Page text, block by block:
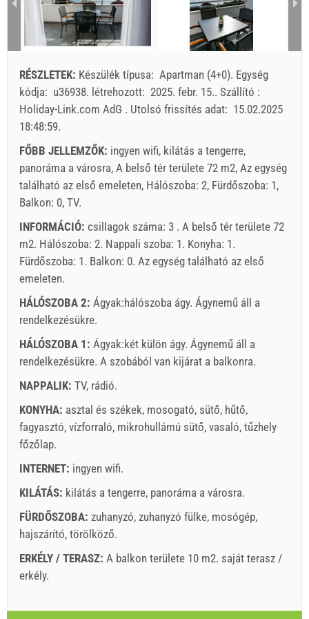
6
min. Éjszaka
5 3
érkezés
Bármelyik nap Bármelyik nap
A kijelzőn lévő egység ára csak meghatározott számú
személyek számára.
Ajánlatok:
Holiday-Link fizet: 2025. okt. 6. - 2026. dec. 31. / - 10 %
Feltétlenül szükséges:
10 EUR (once - által _person), Vendégregisztráció (01.01 -
30.06. / 01.09. - 31.12.): 5 EUR (once - által _person)
10
11 15
16
17
18 22
23
31
Szállító feltételei
Foglaljon és várjon a visszaigazolásra.
Ha nem szeretné lefoglalni azonnal további kérdése van,
kérjük, töltse ki őket, majd kattintson a „Érdeklődés
küldése”.
Érdeklődés küldése.
RÉSZLETEK: Készülék típusa: Apartman (4+0). Egység
kódja: u36938. létrehozott: 2025. febr. 15.. Szállító :
Holiday-Link.com AdG . Utolsó frissítés adat: 15.02.2025
18:48:59.
FŐBB JELLEMZŐK: ingyen wifi, kilátás a tengerre,
panoráma a városra, A belső tér területe 72 m2, Az egység
található az első emeleten, Hálószoba: 2, Fürdőszoba: 1,
Balkon: 0, TV.
INFORMÁCIÓ: csillagok száma: 3 . A belső tér területe 72
m2. Hálószoba: 2. Nappali szoba: 1. Konyha: 1.
Fürdőszoba: 1. Balkon: 0. Az egység található az első
emeleten.
HÁLÓSZOBA 2: Ágyak:hálószoba ágy. Ágynemű áll a
rendelkezésükre.
HÁLÓSZOBA 1: Ágyak:két külön ágy. Ágynemű áll a
rendelkezésükre. A szobából van kijárat a balkonra.
NAPPALIK: TV, rádió.
KONYHA: asztal és székek, mosogató, sütő, hűtő,
fagyasztó, vízforraló, mikrohullámú sütő, vasaló, tűzhely
főzőlap.
INTERNET: ingyen wifi.
KILÁTÁS: kilátás a tengerre, panoráma a városra.
FÜRDŐSZOBA: zuhanyzó, zuhanyzó fülke, mosógép,
hajszárító, törölköző.
ERKÉLY / TERASZ: A balkon területe 10 m2. saját terasz /
erkély.